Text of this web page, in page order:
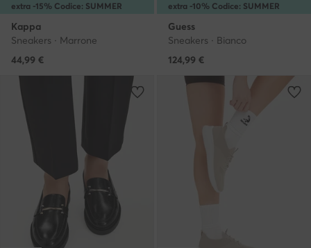
extra -15% Codice: SUMMER
Kappa
Sneakers · Marrone
44,99 €
extra -10% Codice: SUMMER
Guess
Sneakers · Bianco
124,99 €